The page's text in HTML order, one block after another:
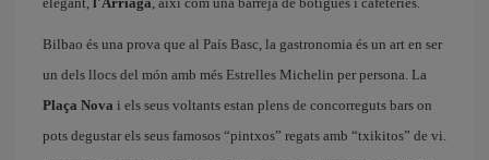
Bilbao és una prova que al País Basc, la gastronomia és un art en ser
un dels llocs del món amb més Estrelles Michelin per persona. La
Plaça Nova i els seus voltants estan plens de concorreguts bars on
pots degustar els seus famosos “pintxos” regats amb “txikitos” de vi.